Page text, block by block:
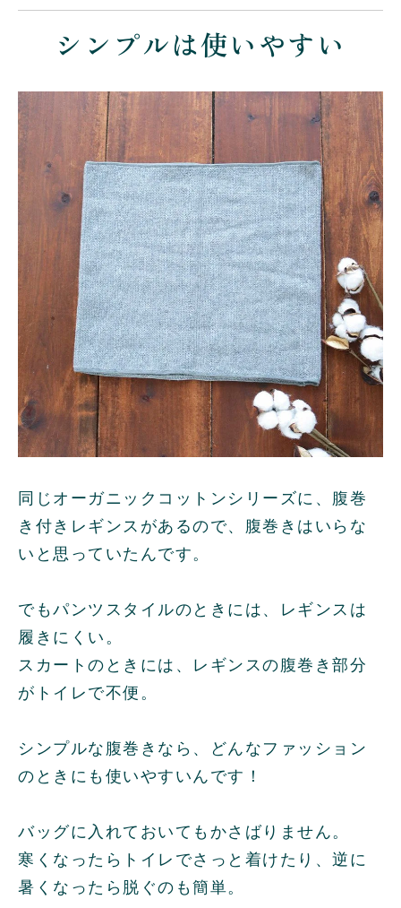
シンプルは使いやすい
同じオーガニックコットンシリーズに、腹巻
き付きレギンスがあるので、腹巻きはいらな
いと思っていたんです。
でもパンツスタイルのときには、レギンスは
履きにくい。
スカートのときには、レギンスの腹巻き部分
がトイレで不便。
シンプルな腹巻きなら、どんなファッション
のときにも使いやすいんです！
バッグに入れておいてもかさばりません。
寒くなったらトイレでさっと着けたり、逆に
暑くなったら脱ぐのも簡単。